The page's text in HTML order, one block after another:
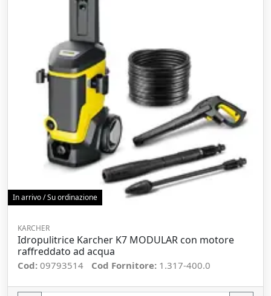
In arrivo / Su ordinazione
KARCHER
Idropulitrice Karcher K7 MODULAR con motore
raffreddato ad acqua
Cod: 09793514 Cod Fornitore: 1.317-400.0